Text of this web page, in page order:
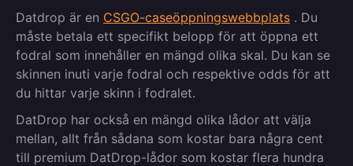
Datdrop är en CSGO-caseöppningswebbplats . Du
måste betala ett specifikt belopp för att öppna ett
fodral som innehåller en mängd olika skal. Du kan se
skinnen inuti varje fodral och respektive odds för att
du hittar varje skinn i fodralet.
DatDrop har också en mängd olika lådor att välja
mellan, allt från sådana som kostar bara några cent
till premium DatDrop-lådor som kostar flera hundra